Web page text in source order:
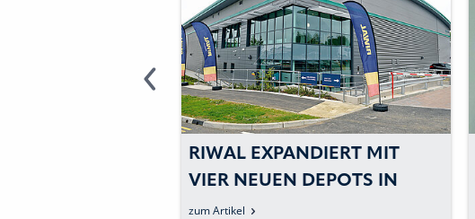
RIWAL EXPANDIERT MIT
VIER NEUEN DEPOTS IN
EUROPA
zum Artikel